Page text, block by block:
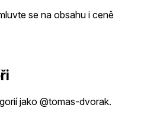
se na obsahu i ceně
jako @tomas-dvorak.